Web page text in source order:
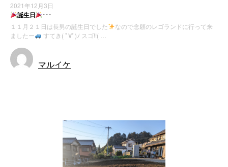
2021年12月3日
誕生日 ･･･
１１月２１日は長男の誕生日でした
なので念願のレゴランドに行って来
ましたー
すてき( ﾟ∀ﾟ)ﾉ スゴ!!( …
マルイケ